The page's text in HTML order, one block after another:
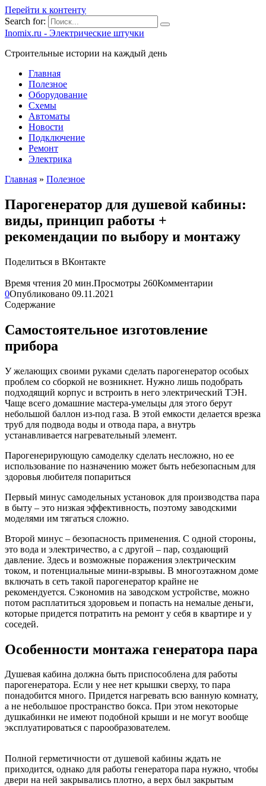
Перейти к контенту
Search for:
Inomix.ru - Электрические штучки
Cтроительные истории на каждый день
Главная
Полезное
Оборудование
Схемы
Автоматы
Новости
Подключение
Ремонт
Электрика
Главная » Полезное
Парогенератор для душевой кабины:
виды, принцип работы +
рекомендации по выбору и монтажу
Поделиться в ВКонтакте
Время чтения 20 мин.Просмотры 260Комментарии
0Опубликовано 09.11.2021
Содержание
Самостоятельное изготовление
прибора
У желающих своими руками сделать парогенератор особых
проблем со сборкой не возникнет. Нужно лишь подобрать
подходящий корпус и встроить в него электрический ТЭН.
Чаще всего домашние мастера-умельцы для этого берут
небольшой баллон из-под газа. В этой емкости делается врезка
труб для подвода воды и отвода пара, а внутрь
устанавливается нагревательный элемент.
Парогенерирующую самоделку сделать несложно, но ее
использование по назначению может быть небезопасным для
здоровья любителя попариться
Первый минус самодельных установок для производства пара
в быту – это низкая эффективность, поэтому заводскими
моделями им тягаться сложно.
Второй минус – безопасность применения. С одной стороны,
это вода и электричество, а с другой – пар, создающий
давление. Здесь и возможные поражения электрическим
током, и потенциальные мини-взрывы. В многоэтажном доме
включать в сеть такой парогенератор крайне не
рекомендуется. Сэкономив на заводском устройстве, можно
потом расплатиться здоровьем и попасть на немалые деньги,
которые придется потратить на ремонт у себя в квартире и у
соседей.
Особенности монтажа генератора пара
Душевая кабина должна быть приспособлена для работы
парогенератора. Если у нее нет крышки сверху, то пара
понадобится много. Придется нагревать всю ванную комнату,
а не небольшое пространство бокса. При этом некоторые
душкабинки не имеют подобной крыши и не могут вообще
эксплуатироваться с парообразователем.
Полной герметичности от душевой кабины ждать не
приходится, однако для работы генератора пара нужно, чтобы
двери на ней закрывались плотно, а верх был закрытым